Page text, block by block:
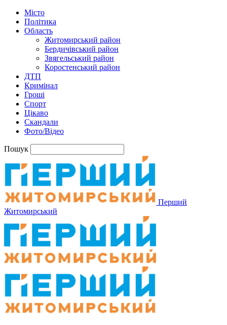
Місто
Політика
Область
Житомирський район
Бердичівський район
Звягельський район
Коростенський район
ДТП
Кримінал
Гроші
Спорт
Цікаво
Скандали
Фото/Відео
Пошук
Перший
Житомирський